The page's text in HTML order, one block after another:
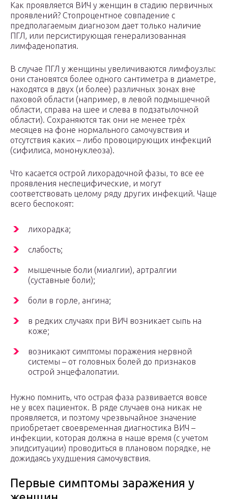
Как проявляется ВИЧ у женщин в стадию первичных
проявлений? Стопроцентное совпадение с
предполагаемым диагнозом дает только наличие
ПГЛ, или персистирующая генерализованная
лимфаденопатия.
В случае ПГЛ у женщины увеличиваются лимфоузлы:
они становятся более одного сантиметра в диаметре,
находятся в двух (и более) различных зонах вне
паховой области (например, в левой подмышечной
области, справа на шее и слева в подзатылочной
области). Сохраняются так они не менее трёх
месяцев на фоне нормального самочувствия и
отсутствия каких – либо провоцирующих инфекций
(сифилиса, мононуклеоза).
Что касается острой лихорадочной фазы, то все ее
проявления неспецифические, и могут
соответствовать целому ряду других инфекций. Чаще
всего беспокоят:
лихорадка;
слабость;
мышечные боли (миалгии), артралгии
(суставные боли);
боли в горле, ангина;
в редких случаях при ВИЧ возникает сыпь на
коже;
возникают симптомы поражения нервной
системы – от головных болей до признаков
острой энцефалопатии.
Нужно помнить, что острая фаза развивается вовсе
не у всех пациенток. В ряде случаев она никак не
проявляется, и поэтому чрезвычайное значение
приобретает своевременная диагностика ВИЧ –
инфекции, которая должна в наше время (с учетом
эпидситуации) проводиться в плановом порядке, не
дожидаясь ухудшения самочувствия.
Первые симптомы заражения у